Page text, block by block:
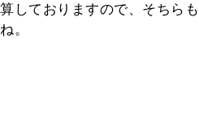
算しておりますので、そちら
ね。